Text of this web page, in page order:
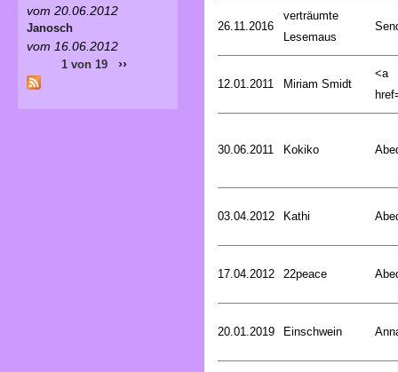
26.11.2016
verträumte
Lesemaus
12.01.2011 Miriam Smidt
<a
30.06.2011 Kokiko
03.04.2012 Kathi
17.04.2012 22peace
20.01.2019 Einschwein
vom 20.06.2012
Janosch
vom 16.06.2012
1 von 19 ››